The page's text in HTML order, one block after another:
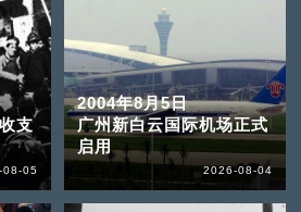
支
08-05
2004年8月5日
广州新白云国际机场正式
启用
2026-08-04